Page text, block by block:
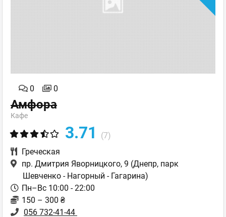
0 0
Амфора
Кафе
3.71
(7)
Греческая
пр. Дмитрия Яворницкого, 9 (Днепр, парк
Шевченко - Нагорный - Гагарина)
Пн–Вс 10:00 - 22:00
150 – 300 ₴
056 732-41-44